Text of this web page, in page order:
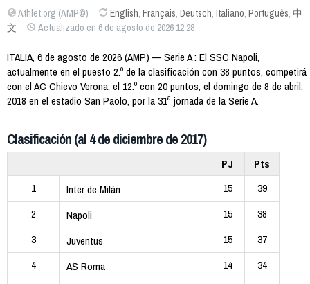
Athlet.org (AMP©) English, Français, Deutsch, Italiano, Português, 中
文
Actualizado en 6 de agosto de 2026 12:28
ITALIA, 6 de agosto de 2026 (AMP) — Serie A : El SSC Napoli,
actualmente en el puesto 2.º de la clasificación con 38 puntos, competirá
con el AC Chievo Verona, el 12.º con 20 puntos, el domingo de 8 de abril,
2018 en el estadio San Paolo, por la 31ª jornada de la Serie A.
Clasificación (al 4 de diciembre de 2017)
PJ
Pts
1
Inter de Milán 15
39
2
Napoli 15
38
3
Juventus 15
37
4
AS Roma 14
34